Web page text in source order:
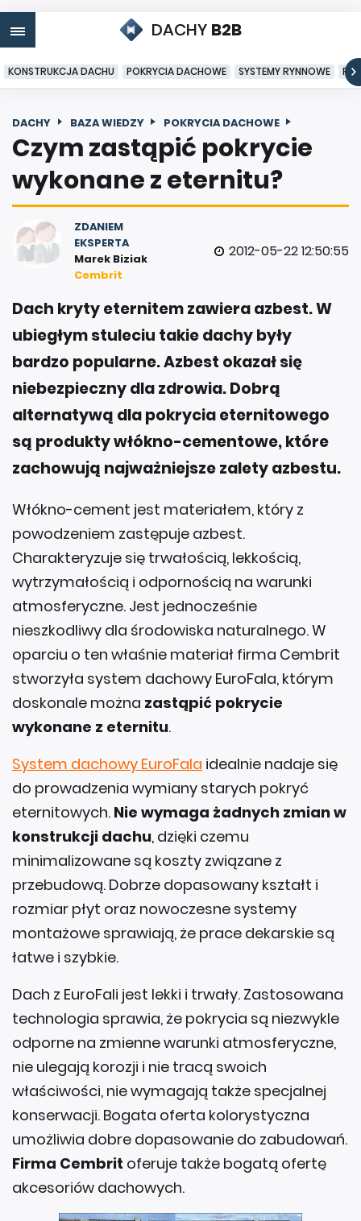
DACHY B2B
KONSTRUKCJA DACHU POKRYCIA DACHOWE SYSTEMY RYNNOWE
DACHY BAZA WIEDZY POKRYCIA DACHOWE
Czym zastąpić pokrycie
wykonane z eternitu?
ZDANIEM
EKSPERTA
Marek Biziak
Cembrit
2012-05-22 12:50:55
Dach kryty eternitem zawiera azbest. W
ubiegłym stuleciu takie dachy były
bardzo popularne. Azbest okazał się
niebezpieczny dla zdrowia. Dobrą
alternatywą dla pokrycia eternitowego
są produkty włókno-cementowe, które
zachowują najważniejsze zalety azbestu.
Włókno-cement jest materiałem, który z
powodzeniem zastępuje azbest.
Charakteryzuje się trwałością, lekkością,
wytrzymałością i odpornością na warunki
atmosferyczne. Jest jednocześnie
nieszkodliwy dla środowiska naturalnego. W
oparciu o ten właśnie materiał firma Cembrit
stworzyła system dachowy EuroFala, którym
doskonale można zastąpić pokrycie
wykonane z eternitu.
System dachowy EuroFala idealnie nadaje się
do prowadzenia wymiany starych pokryć
eternitowych. Nie wymaga żadnych zmian w
konstrukcji dachu, dzięki czemu
minimalizowane są koszty związane z
przebudową. Dobrze dopasowany kształt i
rozmiar płyt oraz nowoczesne systemy
montażowe sprawiają, że prace dekarskie są
łatwe i szybkie.
Dach z EuroFali jest lekki i trwały. Zastosowana
technologia sprawia, że pokrycia są niezwykle
odporne na zmienne warunki atmosferyczne,
nie ulegają korozji i nie tracą swoich
właściwości, nie wymagają także specjalnej
konserwacji. Bogata oferta kolorystyczna
umożliwia dobre dopasowanie do zabudowań.
Firma Cembrit oferuje także bogatą ofertę
akcesoriów dachowych.